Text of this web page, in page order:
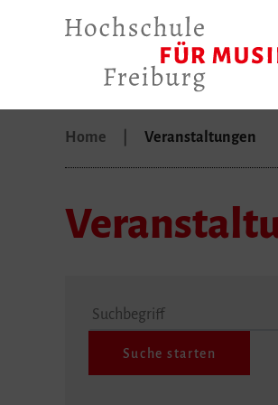
Home Veranstaltungen
Suchbegriff